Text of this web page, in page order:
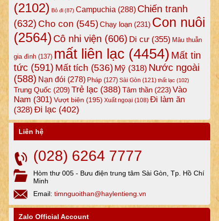
(2102) Bỏ đi(87) Campuchia (288) Chiến tranh
(632) Cho con (545)Chạy loạn(231) Con nuôi
(2564) Cô nhi viện (606) Di cư(355) Mâu thuẫn
gia đình(137) mất liên lạc (4454) Mất tin
tức(591) Mất tích (536) Mỹ(318) Nước ngoài
(588) Nạn đói (278) Pháp(127) Sài Gòn (121) thất lạc (102)
Trung Quốc (209) Trẻ lạc(388) Tâm thần(223) Vào
Nam (301) Vượt biên (195) Xuất ngoại (108) Đi làm ăn
(328) Đi lạc(402)
Liên hệ
(028) 6264 7777
Hòm thư 005 - Bưu điện trung tâm Sài Gòn, Tp. Hồ Chí
Minh
Email: timnguoithan@haylentieng.vn
Zalo Official Account